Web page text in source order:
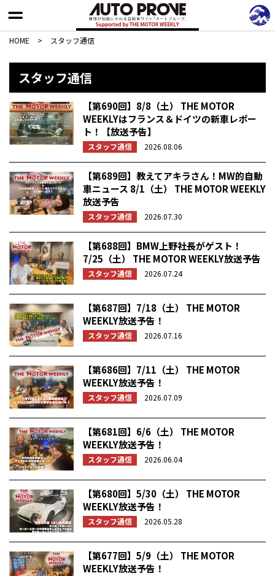
HOME > スタッフ通信
スタッフ通信
【第690回】8/8（土） THE MOTOR
WEEKLYはフランス＆ドイツの新車レポー
ト！【放送予告】
スタッフ通信 2026.08.06
【第689回】教えてアキラさん！MW的自動
車ニュース 8/1（土） THE MOTOR WEEKLY
放送予告
スタッフ通信 2026.07.30
【第688回】BMW上野社長がゲスト！
7/25（土） THE MOTOR WEEKLY放送予告
スタッフ通信 2026.07.24
【第687回】7/18（土） THE MOTOR
WEEKLY放送予告！
スタッフ通信 2026.07.16
【第686回】7/11（土） THE MOTOR
WEEKLY放送予告！
スタッフ通信 2026.07.09
【第681回】6/6（土） THE MOTOR
WEEKLY放送予告！
スタッフ通信 2026.06.04
【第680回】5/30（土） THE MOTOR
WEEKLY放送予告！
スタッフ通信 2026.05.28
【第677回】5/9（土） THE MOTOR
WEEKLY放送予告！